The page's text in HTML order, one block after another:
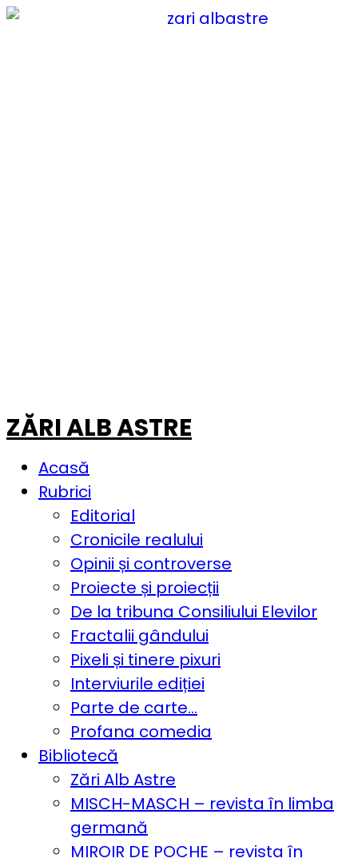
ZĂRI ALB ASTRE
Acasă
Rubrici
Editorial
Cronicile realului
Opinii și controverse
Proiecte și proiecții
De la tribuna Consiliului Elevilor
Fractalii gândului
Pixeli și tinere pixuri
Interviurile ediției
Parte de carte…
Profana comedia
Bibliotecă
Zări Alb Astre
MISCH-MASCH – revista în limba
germană
MIROIR DE POCHE – revista în